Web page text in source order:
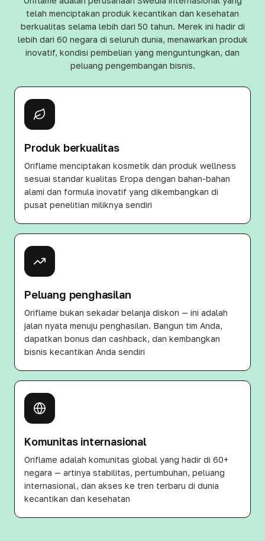
telah menciptakan produk kecantikan dan kesehatan
berkualitas selama lebih dari 50 tahun. Merek ini hadir di
lebih dari 60 negara di seluruh dunia, menawarkan produk
inovatif, kondisi pembelian yang menguntungkan, dan
peluang pengembangan bisnis.
Produk berkualitas
Oriflame menciptakan kosmetik dan produk wellness
sesuai standar kualitas Eropa dengan bahan-bahan
alami dan formula inovatif yang dikembangkan di
pusat penelitian miliknya sendiri
Peluang penghasilan
Oriflame bukan sekadar belanja diskon — ini adalah
jalan nyata menuju penghasilan. Bangun tim Anda,
dapatkan bonus dan cashback, dan kembangkan
bisnis kecantikan Anda sendiri
Komunitas internasional
Oriflame adalah komunitas global yang hadir di 60+
negara — artinya stabilitas, pertumbuhan, peluang
internasional, dan akses ke tren terbaru di dunia
kecantikan dan kesehatan